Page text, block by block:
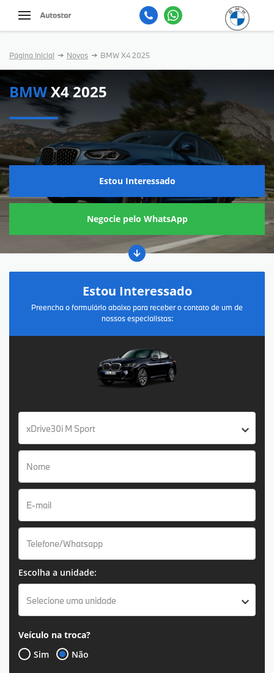
Página Inicial Novos BMW X4 2025
BMWX4 2025
Estou Interessado
Negocie pelo WhatsApp
Estou Interessado
Preencha o formulário abaixo para receber o contato de um de
nossos especialistas:
xDrive30i M Sport
Escolha a unidade:
Selecione uma unidade
Veículo na troca?
Sim
Não